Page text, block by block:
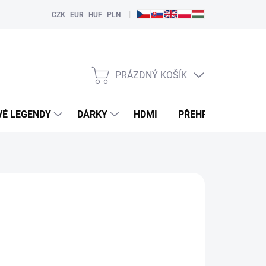
CZK EUR HUF PLN |
NÁKUPNÍ
PRÁZDNÝ KOŠÍK
LEGENDY DÁRKY HDMI PŘEHRÁVAČE